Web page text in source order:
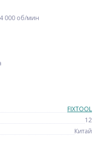
000 об/мин
FIXTOOL
12
Китай